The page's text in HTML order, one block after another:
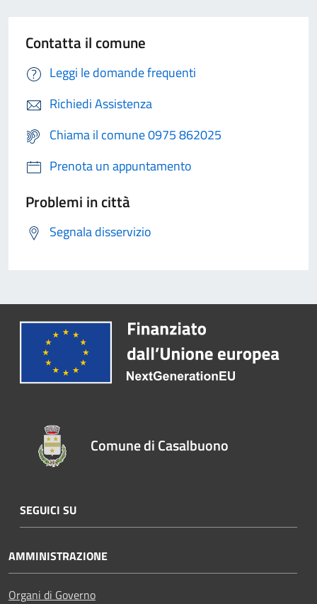
Contatta il comune
Leggi le domande frequenti
Richiedi Assistenza
Chiama il comune 0975 862025
Prenota un appuntamento
Problemi in città
Segnala disservizio
Comune di Casalbuono
SEGUICI SU
AMMINISTRAZIONE
Organi di Governo